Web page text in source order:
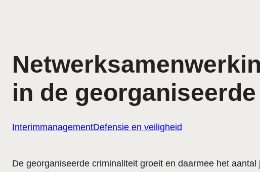
in de
InterimmanagementDefensie en veiligheid
De georganiseerde criminaliteit groeit en daarmee het